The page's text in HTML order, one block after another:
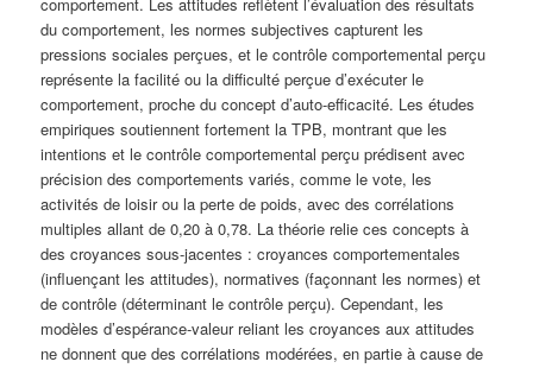
comportement. Les attitudes reflètent l’évaluation des résultats
du comportement, les normes subjectives capturent les
pressions sociales perçues, et le contrôle comportemental perçu
représente la facilité ou la difficulté perçue d’exécuter le
comportement, proche du concept d’auto-efficacité. Les études
empiriques soutiennent fortement la TPB, montrant que les
intentions et le contrôle comportemental perçu prédisent avec
précision des comportements variés, comme le vote, les
activités de loisir ou la perte de poids, avec des corrélations
multiples allant de 0,20 à 0,78. La théorie relie ces concepts à
des croyances sous-jacentes : croyances comportementales
(influençant les attitudes), normatives (façonnant les normes) et
de contrôle (déterminant le contrôle perçu). Cependant, les
modèles d’espérance-valeur reliant les croyances aux attitudes
ne donnent que des corrélations modérées, en partie à cause de